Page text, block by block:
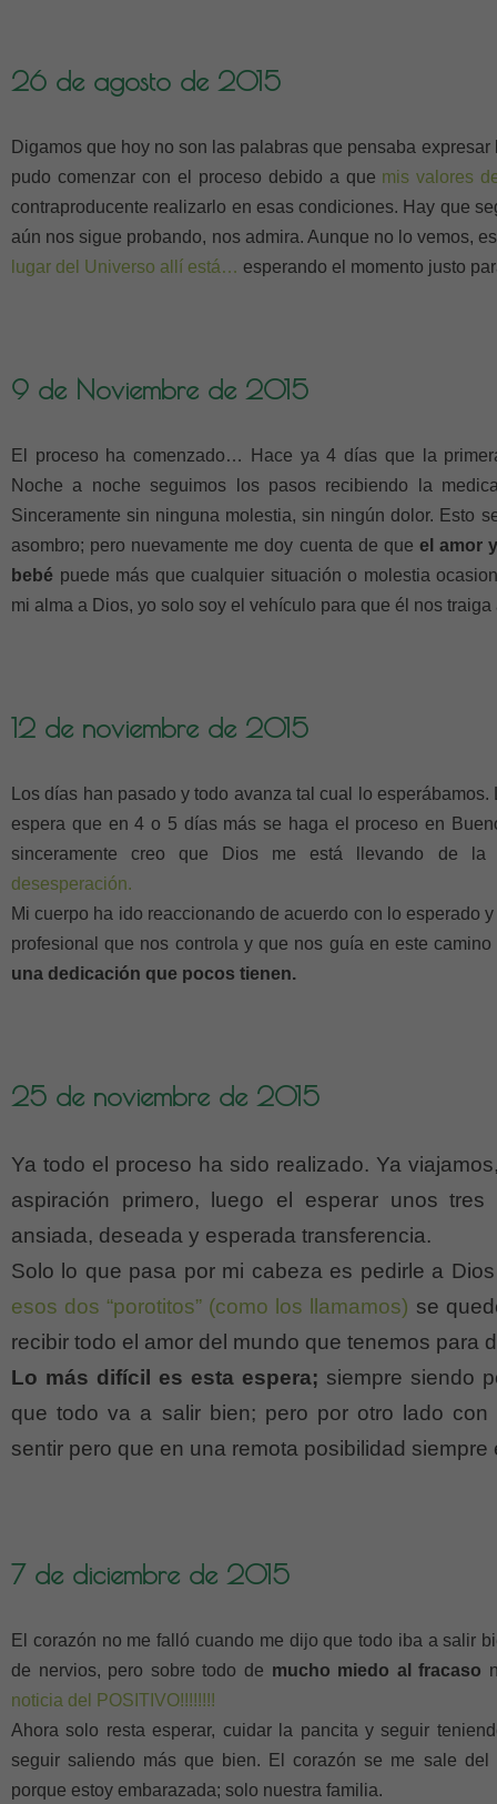
26 de agosto de 2015
Digamos que hoy no son las palabras que pensaba
pudo comenzar con el proceso debido a que mis valores
contraproducente realizarlo en esas condiciones. Hay que
aún nos sigue probando, nos admira. Aunque no lo vemos,
lugar del Universo allí está… esperando el momento justo
9 de Noviembre de 2015
El proceso ha comenzado… Hace ya 4 días que la
Noche a noche seguimos los pasos recibiendo la
Sinceramente sin ninguna molestia, sin ningún dolor. Esto
asombro; pero nuevamente me doy cuenta de que el amor
bebé puede más que cualquier situación o molestia
mi alma a Dios, yo solo soy el vehículo para que él nos traiga
12 de noviembre de 2015
Los días han pasado y todo avanza tal cual lo
espera que en 4 o 5 días más se haga el proceso en
sinceramente creo que Dios me está llevando de
desesperación.
Mi cuerpo ha ido reaccionando de acuerdo con lo esperado
profesional que nos controla y que nos guía en este camino
una dedicación que pocos tienen.
25 de noviembre de 2015
Ya todo el proceso ha sido realizado. Ya
aspiración primero, luego el esperar unos
ansiada, deseada y esperada transferencia.
Solo lo que pasa por mi cabeza es pedirle a
esos dos “porotitos” (como los llamamos) se
recibir todo el amor del mundo que tenemos para
Lo más difícil es esta espera; siempre siendo
que todo va a salir bien; pero por otro lado
sentir pero que en una remota posibilidad siempre
7 de diciembre de 2015
El corazón no me falló cuando me dijo que todo iba a salir
de nervios, pero sobre todo de mucho miedo al fracaso
noticia del POSITIVO!!!!!!!!
Ahora solo resta esperar, cuidar la pancita y seguir
seguir saliendo más que bien. El corazón se me sale
porque estoy embarazada; solo nuestra familia.